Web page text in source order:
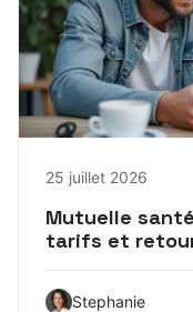
25 juillet 2026
Mutuelle
tarifs et
Stephanie